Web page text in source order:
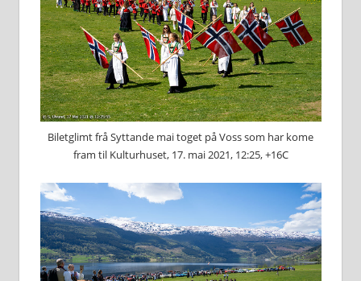
Biletglimt frå Syttande mai toget på Voss som har kome
fram til Kulturhuset, 17. mai 2021, 12:25, +16C